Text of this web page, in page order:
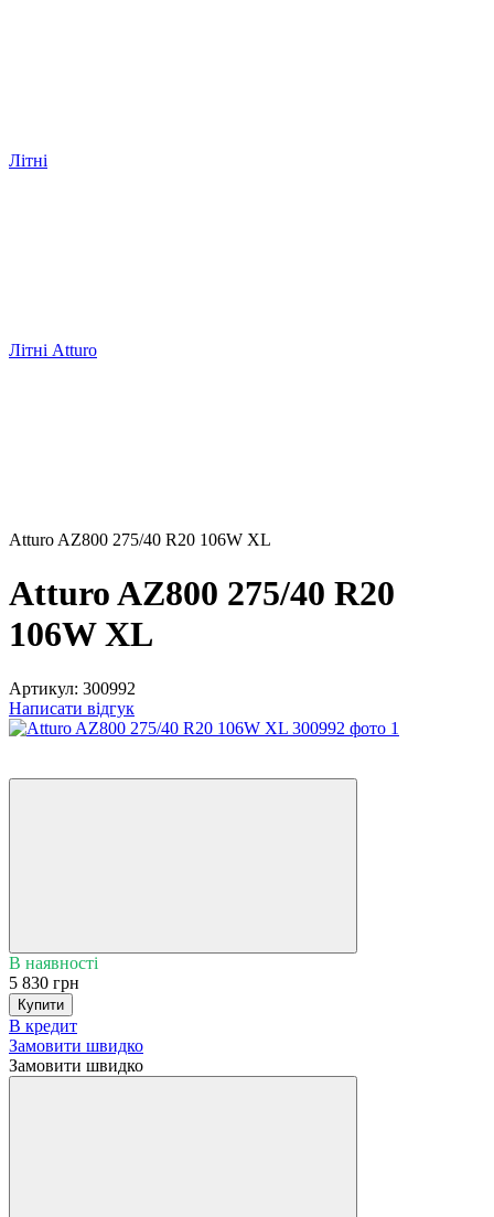
Літні
Літні Atturo
Atturo AZ800 275/40 R20 106W XL
Atturo AZ800 275/40 R20
106W XL
Артикул: 300992
Написати відгук
В наявності
5 830 грн
Купити
В кредит
Замовити швидко
Замовити швидко